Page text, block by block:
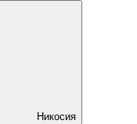
Никосия